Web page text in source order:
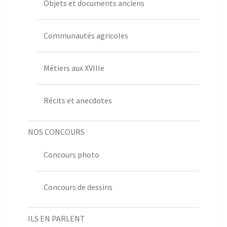
Objets et documents anciens
Communautés agricoles
Métiers aux XVIIIe
Récits et anecdotes
NOS CONCOURS
Concours photo
Concours de dessins
ILS EN PARLENT